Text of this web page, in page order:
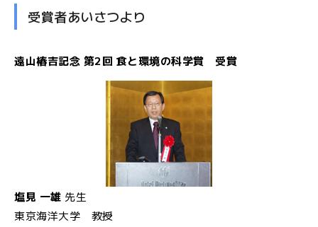
受賞者あいさつより
遠山椿吉記念 第2回 食と環境の科学賞 受賞
塩見 一雄 先生
東京海洋大学 教授